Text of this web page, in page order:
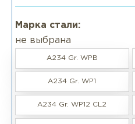
Марка стали:
не выбрана
A234 Gr. WPB
A234 Gr. WP1
A234 Gr. WP12 CL2